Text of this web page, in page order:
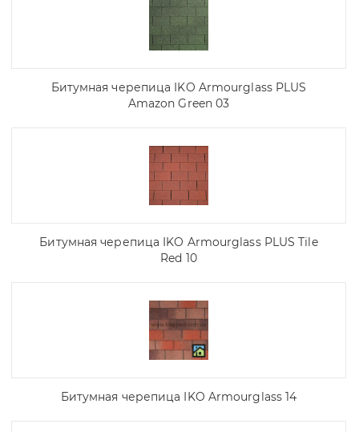
Битумная черепица IKO Armourglass PLUS
Amazon Green 03
Битумная черепица IKO Armourglass PLUS Tile
Red 10
Битумная черепица IKO Armourglass 14